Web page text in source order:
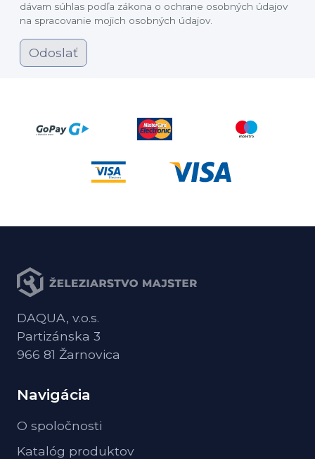
dávam súhlas podľa zákona o ochrane osobných údajov
na spracovanie mojich osobných údajov.
Odoslať
DAQUA, v.o.s.
Partizánska 3
966 81 Žarnovica
Navigácia
O spoločnosti
Katalóg produktov